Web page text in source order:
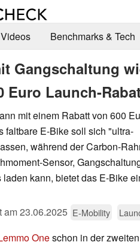
Videos Benchmarks & Tech
Gangschaltung
Euro Launch-
mit einem Rabatt von 600
faltbare E-Bike soll sich "ultra-
während der Carbon-
Sensor,
kann, bietet das E-Bike
am23.06.2025 E-Mobility
Oneschon in der zweiten